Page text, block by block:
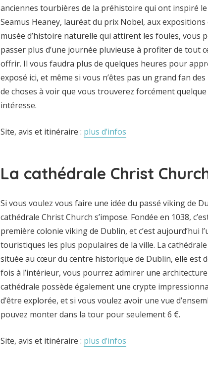
anciennes tourbières de la préhistoire qui ont inspiré
Seamus Heaney, lauréat du prix Nobel, aux expositions
musée d’histoire naturelle qui attirent les foules, vous
passer plus d’une journée pluvieuse à profiter de tout
offrir. Il vous faudra plus de quelques heures pour
exposé ici, et même si vous n’êtes pas un grand fan
de choses à voir que vous trouverez forcément
intéresse.
Site, avis et itinéraire : plus d’infos
La cathédrale Christ
Si vous voulez vous faire une idée du passé viking de
cathédrale Christ Church s’impose. Fondée en 1038,
première colonie viking de Dublin, et c’est aujourd’hui
touristiques les plus populaires de la ville. La
située au cœur du centre historique de Dublin, elle est
fois à l’intérieur, vous pourrez admirer une
cathédrale possède également une crypte
d’être explorée, et si vous voulez avoir une vue
pouvez monter dans la tour pour seulement 6 €.
Site, avis et itinéraire : plus d’infos